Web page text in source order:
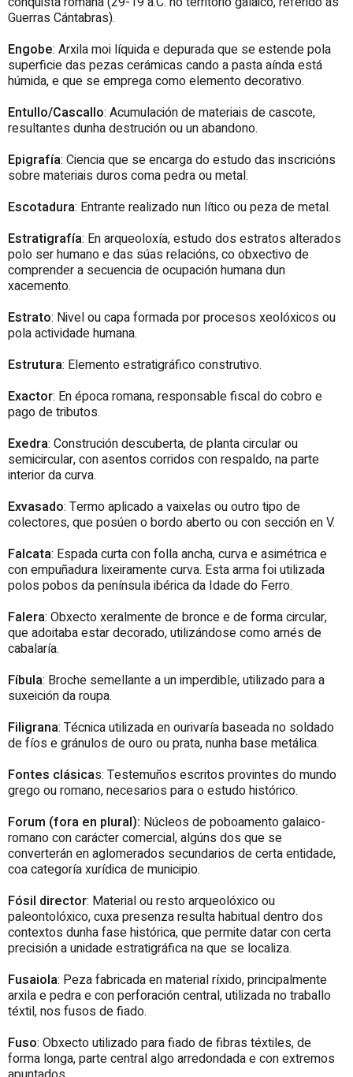
Guerras Cántabras).
Engobe: Arxila moi líquida e depurada que se estende pola
superficie das pezas cerámicas cando a pasta aínda está
húmida, e que se emprega como elemento decorativo.
Entullo/Cascallo: Acumulación de materiais de cascote,
resultantes dunha destrución ou un abandono.
Epigrafía: Ciencia que se encarga do estudo das inscricións
sobre materiais duros coma pedra ou metal.
Escotadura: Entrante realizado nun lítico ou peza de metal.
Estratigrafía: En arqueoloxía, estudo dos estratos alterados
polo ser humano e das súas relacións, co obxectivo de
comprender a secuencia de ocupación humana dun
xacemento.
Estrato: Nivel ou capa formada por procesos xeolóxicos ou
pola actividade humana.
Estrutura: Elemento estratigráfico construtivo.
Exactor: En época romana, responsable fiscal do cobro e
pago de tributos.
Exedra: Construción descuberta, de planta circular ou
semicircular, con asentos corridos con respaldo, na parte
interior da curva.
Exvasado: Termo aplicado a vaixelas ou outro tipo de
colectores, que posúen o bordo aberto ou con sección en V.
Falcata: Espada curta con folla ancha, curva e asimétrica e
con empuñadura lixeiramente curva. Esta arma foi utilizada
polos pobos da península ibérica da Idade do Ferro.
Falera: Obxecto xeralmente de bronce e de forma circular,
que adoitaba estar decorado, utilizándose como arnés de
cabalaría.
Fíbula: Broche semellante a un imperdible, utilizado para a
suxeición da roupa.
Filigrana: Técnica utilizada en ourivaría baseada no soldado
de fíos e gránulos de ouro ou prata, nunha base metálica.
Fontes clásicas: Testemuños escritos provintes do mundo
grego ou romano, necesarios para o estudo histórico.
Forum (fora en plural): Núcleos de poboamento galaico-
romano con carácter comercial, algúns dos que se
converterán en aglomerados secundarios de certa entidade,
coa categoría xurídica de municipio.
Fósil director: Material ou resto arqueolóxico ou
paleontolóxico, cuxa presenza resulta habitual dentro dos
contextos dunha fase histórica, que permite datar con certa
precisión a unidade estratigráfica na que se localiza.
Fusaiola: Peza fabricada en material ríxido, principalmente
arxila e pedra e con perforación central, utilizada no traballo
téxtil, nos fusos de fiado.
Fuso: Obxecto utilizado para fiado de fibras téxtiles, de
forma longa, parte central algo arredondada e con extremos